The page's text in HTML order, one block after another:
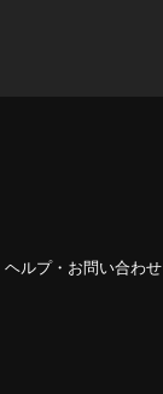
ヘルプ・お問い合わせ